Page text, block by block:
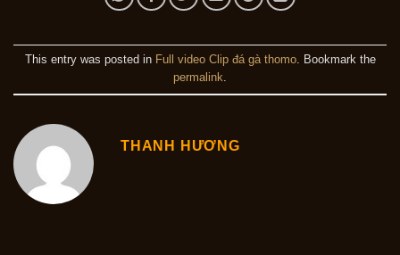
This entry was posted in Full video Clip đá gà thomo. Bookmark the
permalink
THANH HƯƠNG